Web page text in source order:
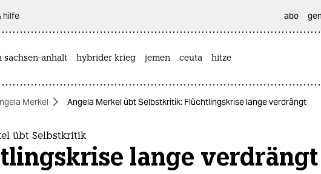
hilfe abo
sachsen-anhalt hybrider krieg jemen ceuta hitze
Merkel Angela Merkel übt Selbstkritik: Flüchtlingskrise lange verdrängt
übt Selbstkritik
lange verdrängt